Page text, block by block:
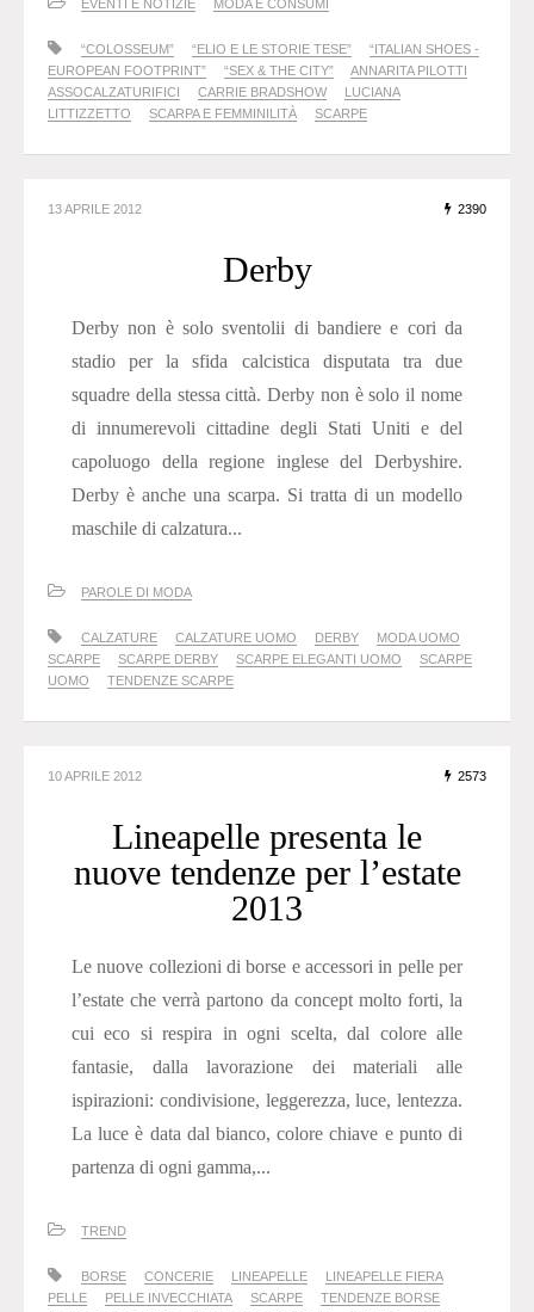
EVENTI E NOTIZIE MODA E CONSUMI
“COLOSSEUM” “ELIO E LE STORIE TESE”
“ITALIAN SHOES -
EUROPEAN FOOTPRINT”
“SEX & THE CITY”
ANNARITA PILOTTI
ASSOCALZATURIFICI
CARRIE BRADSHOW
LUCIANA
LITTIZZETTO
SCARPA E FEMMINILITÀ SCARPE
13 APRILE 2012 2390
Derby
Derby non è solo sventolii di bandiere e cori da
stadio per la sfida calcistica disputata tra due
squadre della stessa città. Derby non è solo il nome
di innumerevoli cittadine degli Stati Uniti e del
capoluogo della regione inglese del Derbyshire.
Derby è anche una scarpa. Si tratta di un modello
maschile di calzatura...
PAROLE DI MODA
CALZATURE CALZATURE UOMO DERBY
MODA UOMO
SCARPE
SCARPE DERBY SCARPE ELEGANTI UOMO
SCARPE
UOMO
TENDENZE SCARPE
10 APRILE 2012 2573
Lineapelle presenta le
nuove tendenze per l’estate
2013
Le nuove collezioni di borse e accessori in pelle per
l’estate che verrà partono da concept molto forti, la
cui eco si respira in ogni scelta, dal colore alle
fantasie, dalla lavorazione dei materiali alle
ispirazioni: condivisione, leggerezza, luce, lentezza.
La luce è data dal bianco, colore chiave e punto di
partenza di ogni gamma,...
TREND
BORSE CONCERIE LINEAPELLE
LINEAPELLE FIERA
PELLE
PELLE INVECCHIATA SCARPE
TENDENZE BORSE